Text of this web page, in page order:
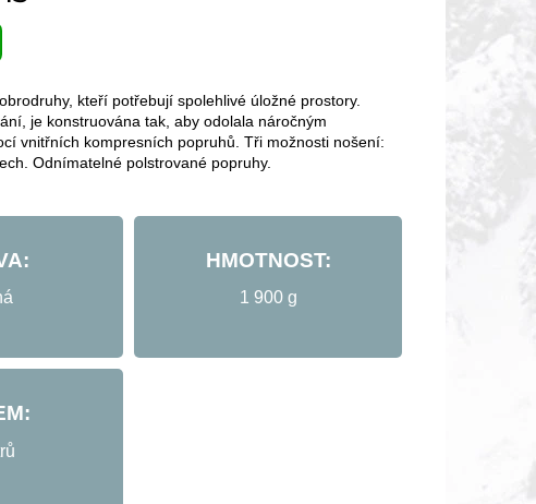
kteří potřebují spolehlivé úložné prostory.
je konstruována tak, aby odolala náročným
vnitřních kompresních popruhů. Tři možnosti nošení:
Odnímatelné polstrované popruhy.
HMOTNOST:
1 900 g